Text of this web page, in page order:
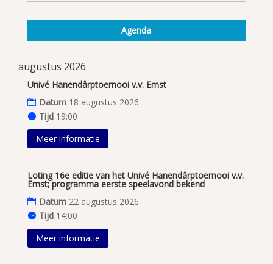
Agenda
augustus 2026
Univé Hanendârptoernooi v.v. Emst
Datum 18 augustus 2026
Tijd 19:00
Meer informatie
Loting 16e editie van het Univé Hanendârptoernooi v.v.
Emst; programma eerste speelavond bekend
Datum 22 augustus 2026
Tijd 14:00
Meer informatie